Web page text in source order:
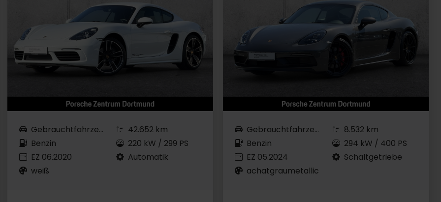
Gebrauchtfahrzeug
Benzin
EZ 06.2020
weiß
42.652 km
220 kW / 299 PS
Automatik
Gebrauchtfahrzeug
Benzin
EZ 05.2024
achatgraumetallic
8.532 km
294 kW / 400 PS
Schaltgetriebe